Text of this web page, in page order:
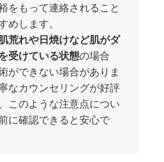
をもって連絡されること
めします。
荒れや日焼けなど肌がダ
受けている状態の場合
ができない場合がありま
なカウンセリングが好評
このような注意点につい
に確認できると安心で